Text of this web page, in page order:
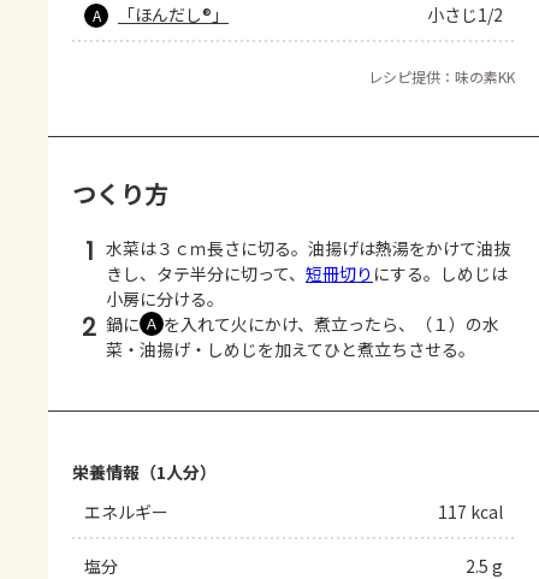
A 「ほんだし®」 小さじ1/2
レシピ提供：味の素KK
つくり方
1 水菜は３ｃｍ長さに切る。油揚げは熱湯をかけて油抜
きし、タテ半分に切って、 短冊切り にする。しめじは
小房に分ける。
2 鍋に Ａ を入れて火にかけ、煮立ったら、（１）の水
菜・油揚げ・しめじを加えてひと煮立ちさせる。
栄養情報（1人分）
エネルギー
117 kcal
塩分 2.5 g